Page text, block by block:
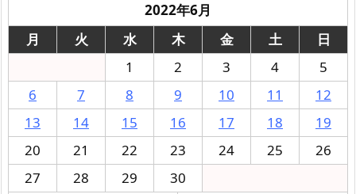
2022年6月
月
火 水 木 金 土
日
1
2 3 4
5
6
7 8 9 10 11
12
13
14 15 16 17 18
19
20
21 22 23 24 25
26
27
28 29 30